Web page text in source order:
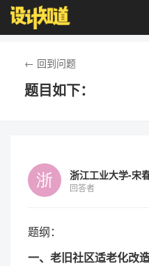
← 回到问题
题目如下：
浙江工业大学-宋
回答者
题纲：
一、老旧社区适老化改